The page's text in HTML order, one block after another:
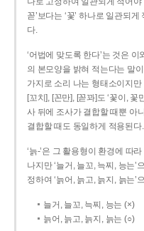
꼳’보다는 ‘꽃’ 하나로 일관되
다.
‘어법에 맞도록 한다’는 것은
의 본모양을 밝혀 적는다는 말이
가지로 소리 나는 형태소이지만
[꼬치], [꼰만], [꼳꽈]도 ‘꽃이, 꽃
사 뒤에 조사가 결합할 때뿐 아
결합할 때도 동일하게 적용된다.
‘늙-’은 그 활용형이 환경에 따
나지만 ‘늘거, 늘꼬, 늑찌, 능는’
정하여 ‘늙어, 늙고, 늙지, 늙는’
늘거, 늘꼬, 늑찌, 능는 (×)
늙어, 늙고, 늙지, 늙는 (○)